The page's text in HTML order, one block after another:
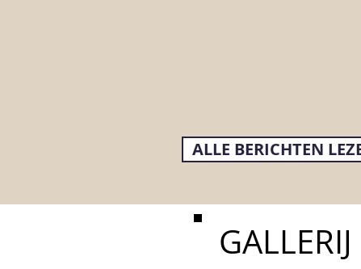
ALLE BERICHTEN
GALLERIJ